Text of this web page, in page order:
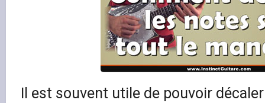
Il est souvent utile de pouvoir